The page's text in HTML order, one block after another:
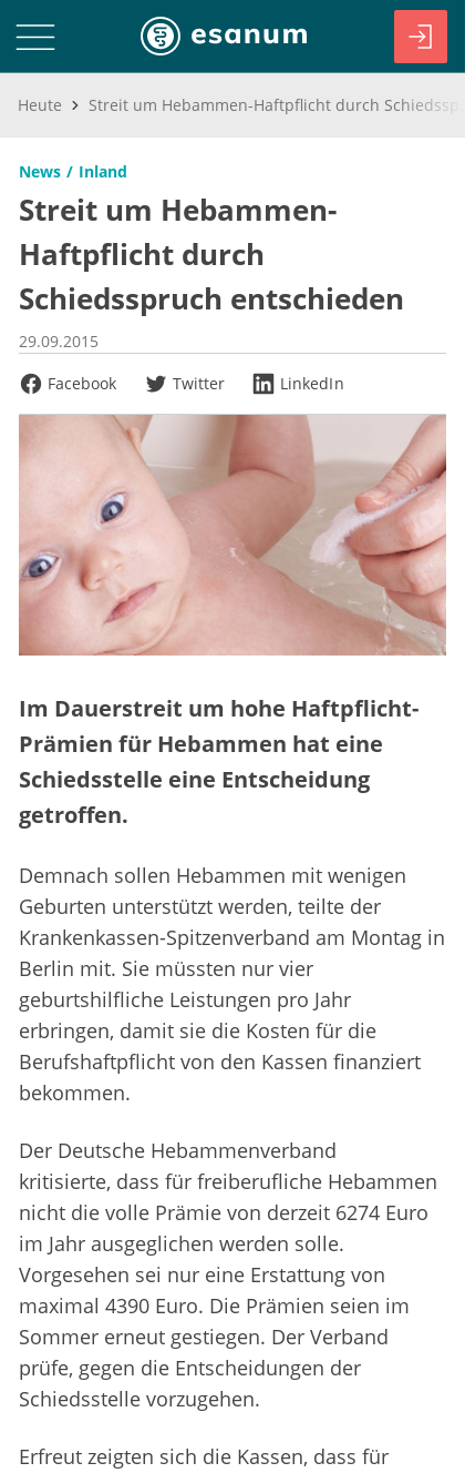
Heute
News Inland
Streit um Hebammen-
Haftpflicht durch
Schiedsspruch entschieden
29.09.2015
Facebook
Twitter LinkedIn
Im Dauerstreit um hohe Haftpflicht-
Prämien für Hebammen hat eine
Schiedsstelle eine Entscheidung
getroffen.
Demnach sollen Hebammen mit wenigen
Geburten unterstützt werden, teilte der
Krankenkassen-Spitzenverband am Montag in
Berlin mit. Sie müssten nur vier
geburtshilfliche Leistungen pro Jahr
erbringen, damit sie die Kosten für die
Berufshaftpflicht von den Kassen finanziert
bekommen.
Der Deutsche Hebammenverband
kritisierte, dass für freiberufliche Hebammen
nicht die volle Prämie von derzeit 6274 Euro
im Jahr ausgeglichen werden solle.
Vorgesehen sei nur eine Erstattung von
maximal 4390 Euro. Die Prämien seien im
Sommer erneut gestiegen. Der Verband
prüfe, gegen die Entscheidungen der
Schiedsstelle vorzugehen.
Erfreut zeigten sich die Kassen, dass für